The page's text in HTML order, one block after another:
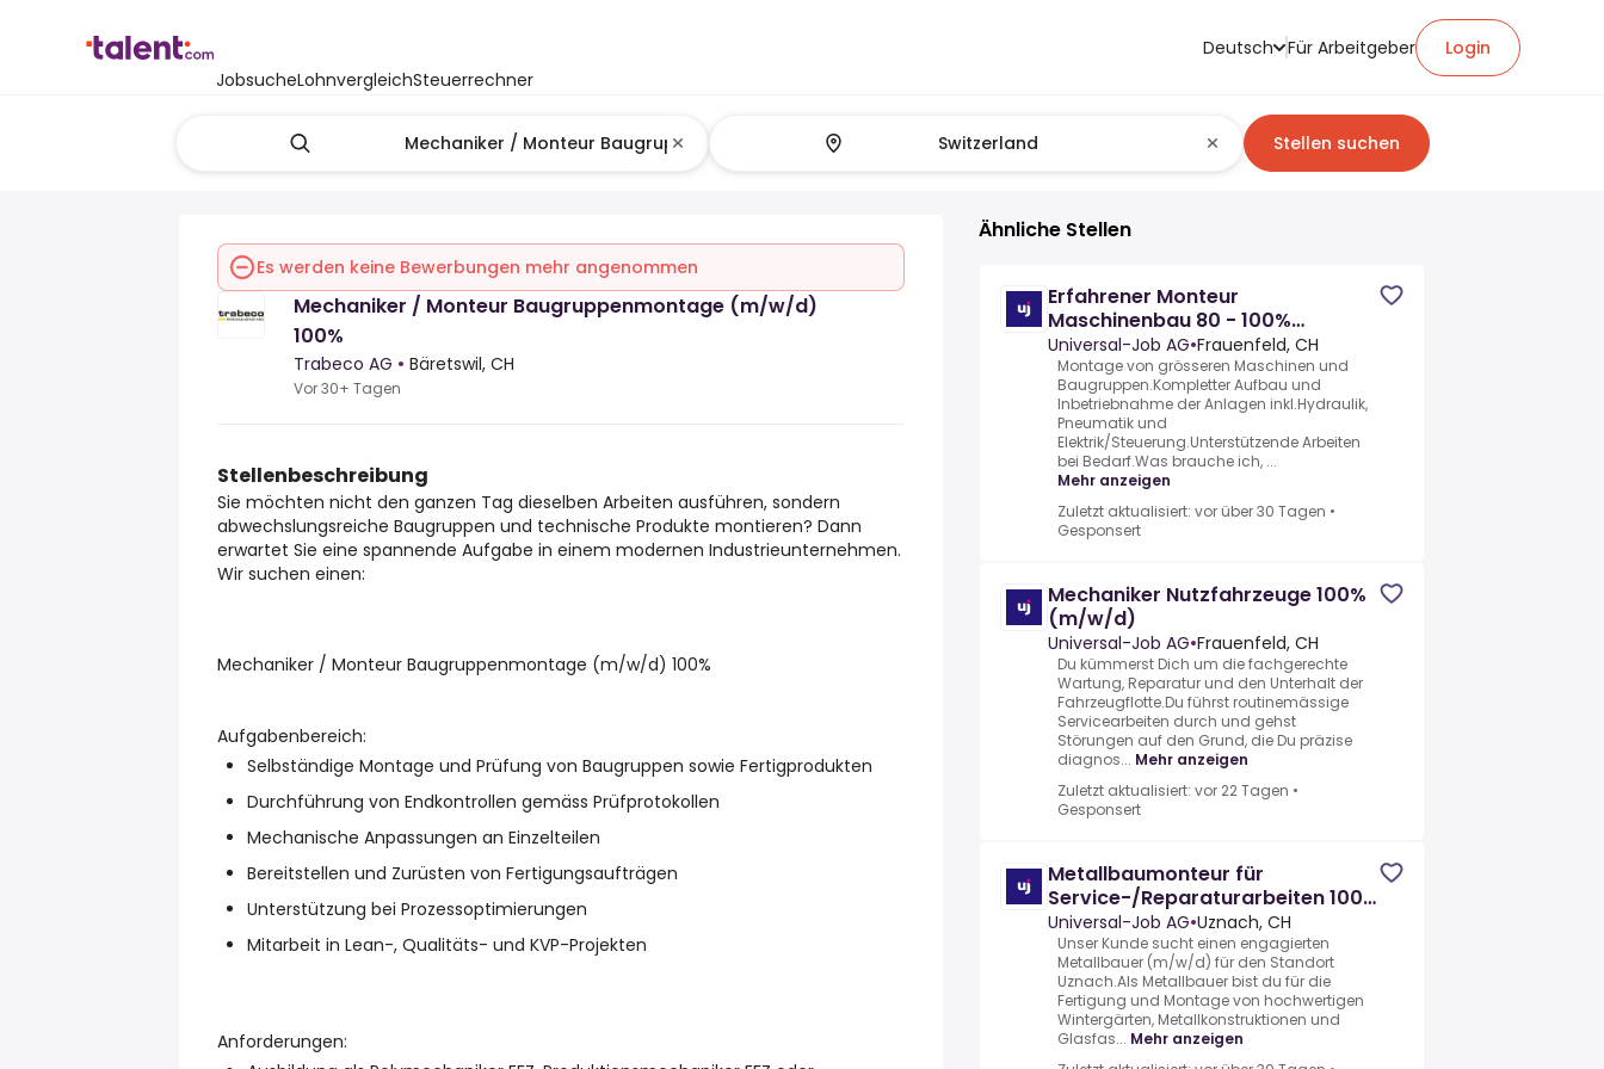
JobsucheLohnvergleichSteuerrechner
Deutsch Für Arbeitgeber Login
Stellen suchen
Es werden keine Bewerbungen mehr angenommen
Mechaniker / Monteur Baugruppenmontage (m/w/d)
100%
Trabeco AG • Bäretswil, CH
Vor 30+ Tagen
Stellenbeschreibung
Sie möchten nicht den ganzen Tag dieselben Arbeiten ausführen, sondern
abwechslungsreiche Baugruppen und technische Produkte montieren? Dann
erwartet Sie eine spannende Aufgabe in einem modernen Industrieunternehmen.
Wir suchen einen:
Mechaniker / Monteur Baugruppenmontage (m/w/d) 100%
Aufgabenbereich:
Selbständige Montage und Prüfung von Baugruppen sowie Fertigprodukten
Durchführung von Endkontrollen gemäss Prüfprotokollen
Mechanische Anpassungen an Einzelteilen
Bereitstellen und Zurüsten von Fertigungsaufträgen
Unterstützung bei Prozessoptimierungen
Mitarbeit in Lean-, Qualitäts- und KVP-Projekten
Anforderungen:
Ähnliche Stellen
Erfahrener Monteur
Maschinenbau 80 - 100%
(m/w/d)
Universal-Job AG•Frauenfeld, CH
Montage von grösseren Maschinen und
Baugruppen.Kompletter Aufbau und
Inbetriebnahme der Anlagen inkl.Hydraulik,
Pneumatik und
Elektrik/Steuerung.Unterstützende Arbeiten
bei Bedarf.Was brauche ich, ...
Mehr anzeigen
Zuletzt aktualisiert: vor über 30 Tagen •
Gesponsert
Mechaniker Nutzfahrzeuge 100%
(m/w/d)
Universal-Job AG•Frauenfeld, CH
Du kümmerst Dich um die fachgerechte
Wartung, Reparatur und den Unterhalt der
Fahrzeugflotte.Du führst routinemässige
Servicearbeiten durch und gehst
Störungen auf den Grund, die Du präzise
diagnos... Mehr anzeigen
Zuletzt aktualisiert: vor 22 Tagen •
Gesponsert
Metallbaumonteur für
Service-/Reparaturarbeiten 100%
(m/w/d)
Universal-Job AG•Uznach, CH
Unser Kunde sucht einen engagierten
Metallbauer (m/w/d) für den Standort
Uznach.Als Metallbauer bist du für die
Fertigung und Montage von hochwertigen
Wintergärten, Metallkonstruktionen und
Glasfas... Mehr anzeigen